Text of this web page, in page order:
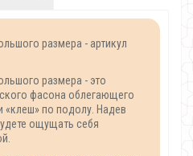
размера - артикул
размера - это
фасона облегающего
«клеш» по подолу. Надев
ощущать себя